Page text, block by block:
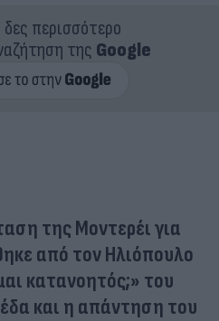
δες περισσότερο
της Google
της Μοντερέι για
από τον Ηλιόπουλο
κατανοητός;» του
και η απάντηση του